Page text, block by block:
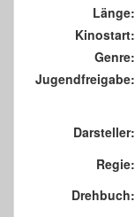
Länge:
Kinostart:
Genre:
Jugendfreigabe:
Darsteller:
Regie:
Drehbuch: